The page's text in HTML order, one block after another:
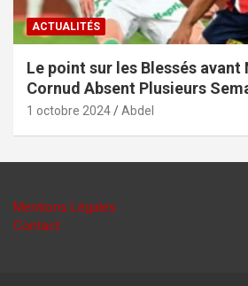
ACTUALITÉS
Le point sur les Blessés avant
Cornud Absent Plusieurs
1 octobre 2024 Abdel
Mentions Légales
Contact